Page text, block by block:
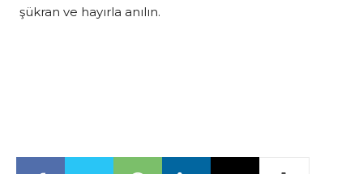
şükran ve hayırla anılın.